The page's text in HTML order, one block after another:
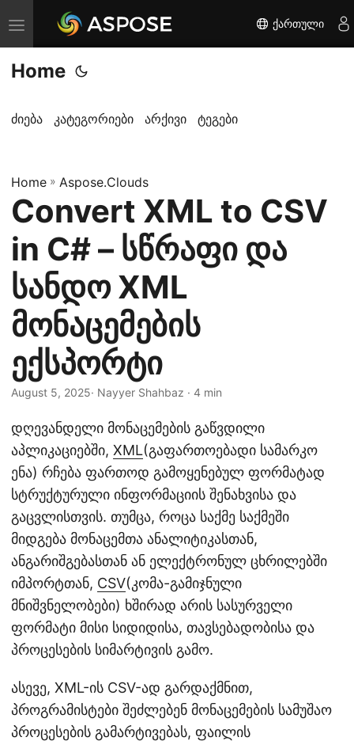
T
o
g
l
a
v
i
g
a
t
i
o
n
ქართული
Home
ძიება კატეგორიები არქივი ტეგები
Home » Aspose.Clouds
Convert XML to CSV
in C# – სწრაფი და
სანდო XML
მონაცემების
ექსპორტი
August 5, 2025· Nayyer Shahbaz · 4 min
დღევანდელი მონაცემების გაწვდილი
აპლიკაციებში, XML(გაფართოებადი სამარკო
ენა) რჩება ფართოდ გამოყენებულ ფორმატად
სტრუქტურული ინფორმაციის შენახვისა და
გაცვლისთვის. თუმცა, როცა საქმე საქმეში
მიდგება მონაცემთა ანალიტიკასთან,
ანგარიშგებასთან ან ელექტრონულ ცხრილებში
იმპორტთან, CSV(კომა-გამიჯნული
მნიშვნელობები) ხშირად არის სასურველი
ფორმატი მისი სიდიდისა, თავსებადობისა და
პროცესების სიმარტივის გამო.
ასევე, XML-ის CSV-ად გარდაქმნით,
პროგრამისტები შეძლებენ მონაცემების სამუშაო
პროცესების გამარტივებას, ფაილის